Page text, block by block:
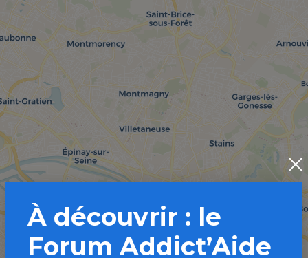
À découvrir : le
Forum Addict’Aide